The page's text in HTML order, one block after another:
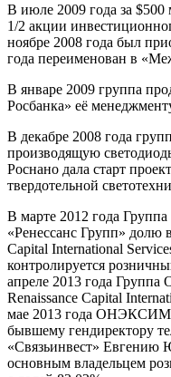
В июле 2009 года за
1/2 акции
ноябре 2008 года был
года переименован в
В январе 2009 группа
Росбанка» её
В декабре 2008 года
производящую
Роснано дала старт
твердотельной
В марте 2012 года
«Ренессанс Групп» долю
Capital International
контролируется
апреле 2013 года
Renaissance Capital
мае 2013 года ОНЭКСИМ
бывшему гендиректору
«Связьинвест» Евгению
основным владельцем